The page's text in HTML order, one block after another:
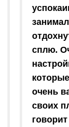
сплю.
очень
своих